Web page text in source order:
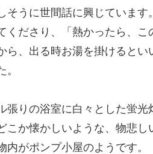
そうに世間話に興じていま
くださり、「熱かったら、
ら、出る時お湯を掛けると
。
張りの浴室に白々とした蛍
こか懐かしいような、物悲
内がポンプ小屋のようです。